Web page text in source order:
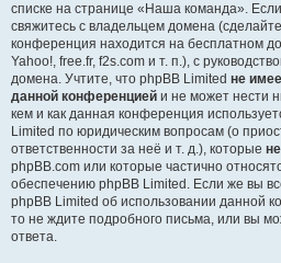
списке на странице «Наша команда».
свяжитесь с владельцем домена (сделайте
конференция находится на бесплатном
Yahoo!, free.fr, f2s.com и т. п.), с
домена. Учтите, что phpBB Limited не
данной конференцией и не может нести
кем и как данная конференция
Limited по юридическим вопросам (о
ответственности за неё и т. д.), которые
phpBB.com или которые частично
обеспечению phpBB Limited. Если же вы
phpBB Limited об использовании данной
то не ждите подробного письма, или вы
ответа.